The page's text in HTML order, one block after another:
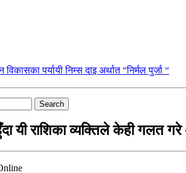
विकासका पर्यायी निम्स दाइ अर्थात “निर्मल पुर्जा “
Search
यी राशिका व्यक्तिले केही गलत गरे